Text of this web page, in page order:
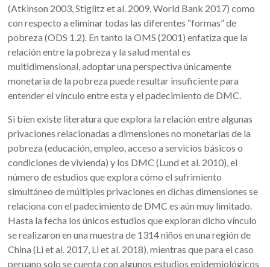
(Atkinson 2003, Stiglitz et al. 2009, World Bank 2017) como
con respecto a eliminar todas las diferentes “formas” de
pobreza (ODS 1.2). En tanto la OMS (2001) enfatiza que la
relación entre la pobreza y la salud mental es
multidimensional, adoptar una perspectiva únicamente
monetaria de la pobreza puede resultar insuficiente para
entender el vínculo entre esta y el padecimiento de DMC.
Si bien existe literatura que explora la relación entre algunas
privaciones relacionadas a dimensiones no monetarias de la
pobreza (educación, empleo, acceso a servicios básicos o
condiciones de vivienda) y los DMC (Lund et al. 2010), el
número de estudios que explora cómo el sufrimiento
simultáneo de múltiples privaciones en dichas dimensiones se
relaciona con el padecimiento de DMC es aún muy limitado.
Hasta la fecha los únicos estudios que exploran dicho vínculo
se realizaron en una muestra de 1314 niños en una región de
China (Li et al. 2017, Li et al. 2018), mientras que para el caso
peruano solo se cuenta con algunos estudios epidemiológicos